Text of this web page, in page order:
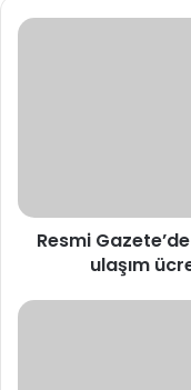
Resmi
-
BirlikResmi
ulaşım
Isparta'dan